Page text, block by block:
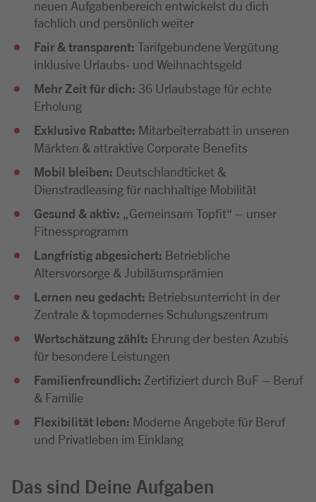
neuen Aufgabenbereich entwickelst du dich
fachlich und persönlich weiter
Fair & transparent: Tarifgebundene Vergütung
inklusive Urlaubs- und Weihnachtsgeld
Mehr Zeit für dich: 36 Urlaubstage für echte
Erholung
Exklusive Rabatte: Mitarbeiterrabatt in unseren
Märkten & attraktive Corporate Benefits
Mobil bleiben: Deutschlandticket &
Dienstradleasing für nachhaltige Mobilität
Gesund & aktiv:
„Gemeinsam Topfit“ – unser
Fitnessprogramm
Langfristig abgesichert: Betriebliche
Altersvorsorge & Jubiläumsprämien
Lernen neu gedacht: Betriebsunterricht in der
Zentrale & topmodernes Schulungszentrum
Wertschätzung zählt: Ehrung der besten Azubis
für besondere Leistungen
Familienfreundlich: Zertifiziert durch BuF – Beruf
& Familie
Flexibilität leben: Moderne Angebote für Beruf
und Privatleben im Einklang
Das sind Deine Aufgaben